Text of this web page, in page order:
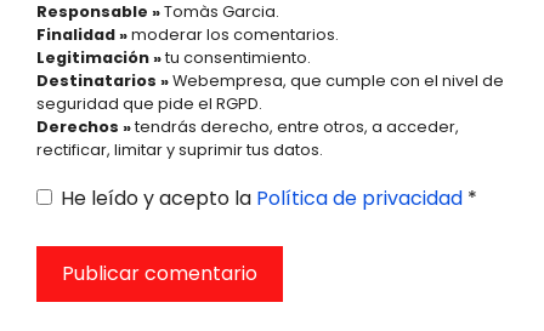
Responsable »Tomàs Garcia.
Finalidad »moderar los comentarios.
Legitimación »tu consentimiento.
Destinatarios »Webempresa, que cumple con el nivel de
seguridad que pide el RGPD.
Derechos »tendrás derecho, entre otros, a acceder,
rectificar, limitar y suprimir tus datos.
He leído y acepto la Política de privacidad *